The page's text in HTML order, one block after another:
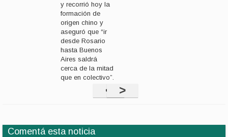
y recorrió hoy la
formación de
origen chino y
aseguró que “ir
desde Rosario
hasta Buenos
Aires saldrá
cerca de la mitad
que en colectivo”.
< >
Comentá esta noticia